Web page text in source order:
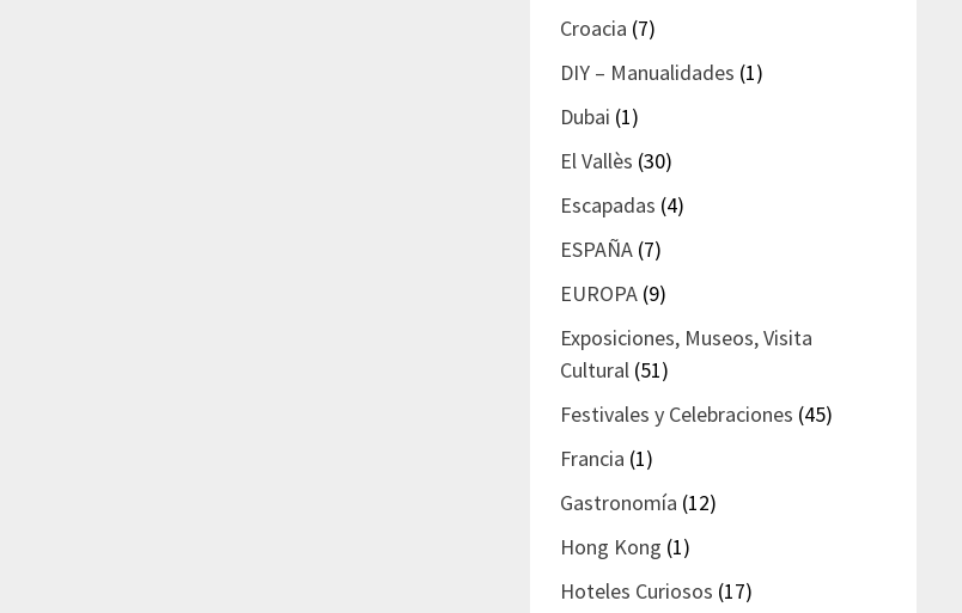
Croacia (7)
DIY – Manualidades (1)
Dubai (1)
El Vallès (30)
Escapadas (4)
ESPAÑA (7)
EUROPA (9)
Exposiciones, Museos, Visita
Cultural (51)
Festivales y Celebraciones (45)
Francia (1)
Gastronomía (12)
Hong Kong (1)
Hoteles Curiosos (17)